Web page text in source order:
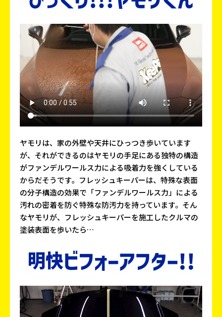
ヤモリは、家の外壁や天井にひっつき歩いています
が、それができるのはヤモリの手足にある独特の構造
がファンデルワールス力による吸着力を強くしている
からだそうです。フレッシュキーパーは、特殊な表面
の分子構造の効果で「ファンデルワールス力」による
汚れの密着を防ぐ特殊な防汚力を持っています。そん
なヤモリが、フレッシュキーパーを施工したクルマの
塗装表面を歩いたら…